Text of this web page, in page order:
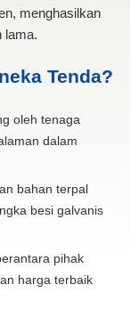
menghasilkan
lama.
Tenda?
oleh tenaga
dalam
bahan terpal
besi galvanis
pihak
harga terbaik